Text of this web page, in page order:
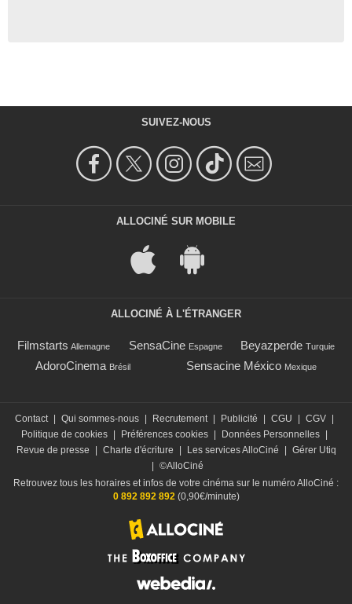
SUIVEZ-NOUS
ALLOCINÉ SUR MOBILE
ALLOCINÉ À L'ÉTRANGER
Filmstarts Allemagne SensaCine Espagne Beyazperde Turquie
AdoroCinema Brésil Sensacine México Mexique
Contact | Qui sommes-nous | Recrutement | Publicité | CGU | CGV |
Politique de cookies | Préférences cookies | Données Personnelles |
Revue de presse
| Charte d'écriture | Les services AlloCiné | Gérer Utiq
| ©AlloCiné
Retrouvez tous les horaires et infos de votre cinéma sur le numéro AlloCiné :
0 892 892 892 (0,90€/minute)